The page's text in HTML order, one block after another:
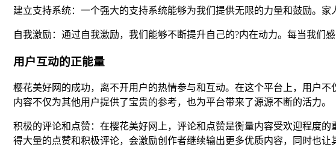
建立支持系统：一个强大的支持系统能够为我们提供无限的力量和鼓励。
自我激励：通过自我激励，我们能够不断提升自己的?内在动力。每当我们
用户互动的正能量
樱花美好网的成功，离不开用户的热情参与和互动。在这个平台上，用户
内容不仅为其他用户提供了宝贵的参考，也为平台带来了源源不断的活力。
积极的评论和点赞：在樱花美好网上，评论和点赞是衡量内容受欢迎程度
得大量的点赞和积极评论，会激励创作者继续输出更多优质内容，同时也让